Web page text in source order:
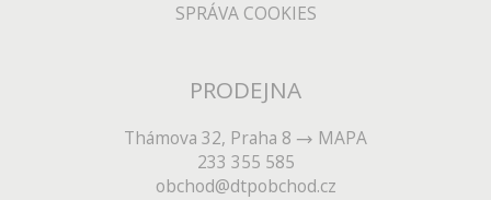
SPRÁVA COOKIES
PRODEJNA
Thámova 32, Praha 8
MAPA
233 355 585
obchod@dtpobchod.cz